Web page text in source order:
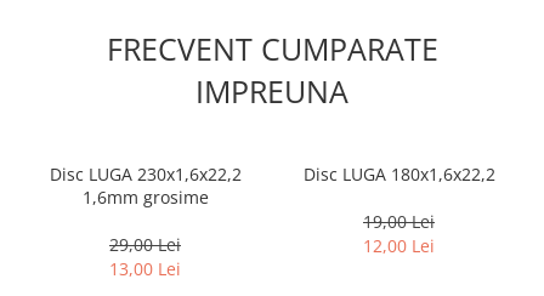
FRECVENT CUMPARATE
IMPREUNA
Disc LUGA 230x1,6x22,2
1,6mm grosime
29,00 Lei
13,00 Lei
Disc LUGA 180x1,6x22,2
19,00 Lei
12,00 Lei